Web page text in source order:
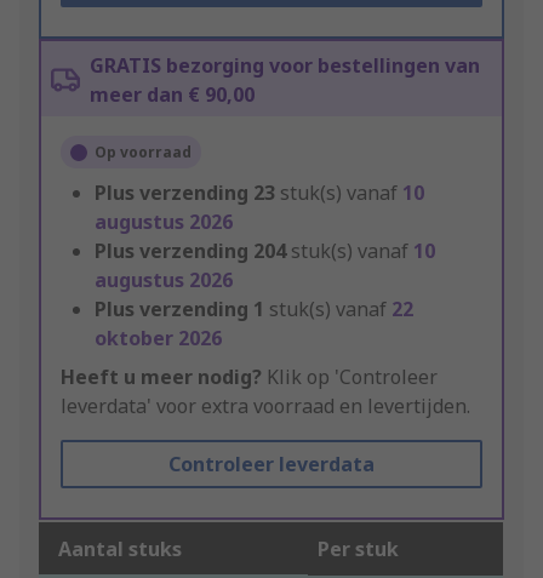
GRATIS bezorging voor bestellingen van
meer dan € 90,00
Op voorraad
Plus verzending 23 stuk(s) vanaf 10
augustus 2026
Plus verzending 204stuk(s) vanaf 10
augustus 2026
Plus verzending 1 stuk(s) vanaf 22
oktober 2026
Heeft u meer nodig? Klik op 'Controleer
leverdata' voor extra voorraad en levertijden.
Controleer leverdata
Aantal stuks Per stuk